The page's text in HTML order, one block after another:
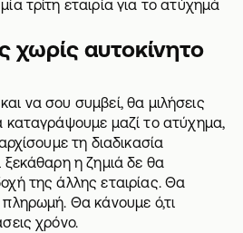
τρίτη εταιρία για το ατύχημά
χωρίς αυτοκίνητο
να σου συμβεί, θα μιλήσεις
καταγράψουμε μαζί το ατύχημα,
τη διαδικασία
ξεκάθαρη η ζημιά δε θα
της άλλης εταιρίας. Θα
Θα κάνουμε ό,τι
χρόνο.